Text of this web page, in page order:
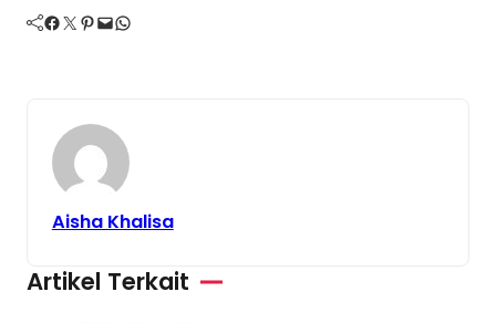
Facebook Twitter Pinterest Mail WhatsApp
Aisha Khalisa
Artikel Terkait